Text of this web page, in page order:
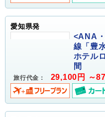
愛知県発
<ANA
線「豊
ホテル
間
旅行代金： 29,100円 ～